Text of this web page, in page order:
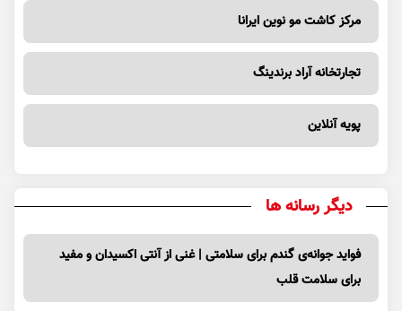
مرکز کاشت مو نوین ایرانا
تجارتخانه آراد برندینگ
پویه آنلاین
دیگر رسانه ها
فواید جوانه‌ی گندم برای سلامتی | غنی از آنتی اکسیدان و مفید
برای سلامت قلب